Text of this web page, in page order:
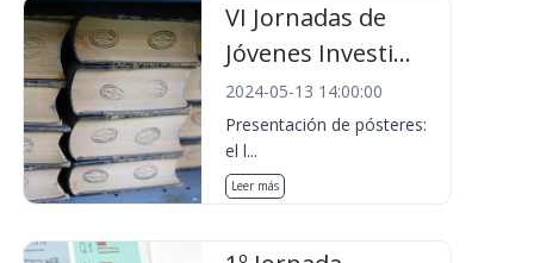
VI Jornadas de
Jóvenes Investi...
2024-05-13 14:00:00
Presentación de pósteres:
el l...
Leer más